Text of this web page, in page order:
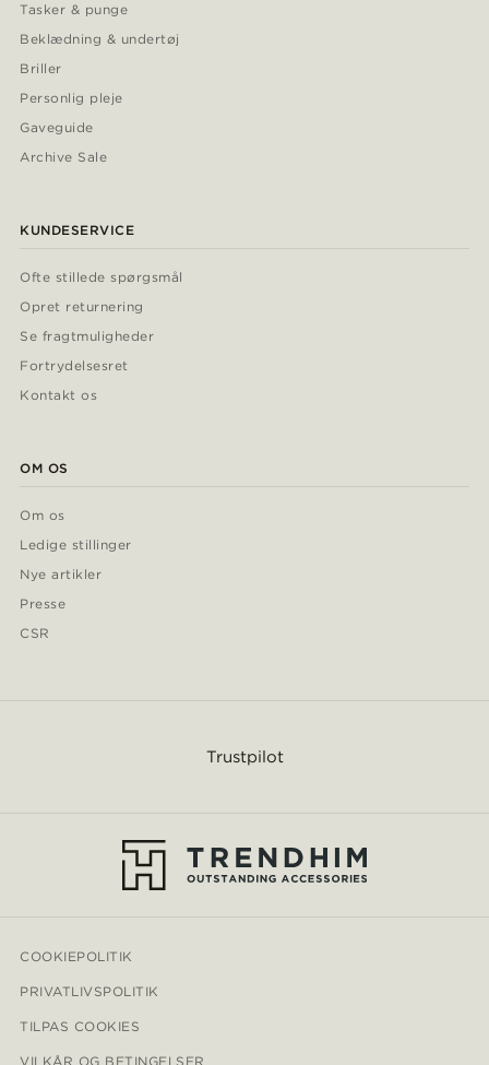
Tasker & punge
Beklædning & undertøj
Briller
Personlig pleje
Gaveguide
Archive Sale
KUNDESERVICE
Ofte stillede spørgsmål
Opret returnering
Se fragtmuligheder
Fortrydelsesret
Kontakt os
OM OS
Om os
Ledige stillinger
Nye artikler
Presse
CSR
Trustpilot
COOKIEPOLITIK
PRIVATLIVSPOLITIK
TILPAS COOKIES
VILKÅR OG BETINGELSER